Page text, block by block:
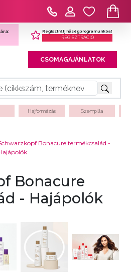
Regisztrálj hűségprogramunkba!
REGISZTRÁCIÓ
CSOMAGAJÁNLATOK
Hajformázás Szempilla
Bonacure termékcsalád -
Bonacure
- Hajápolók